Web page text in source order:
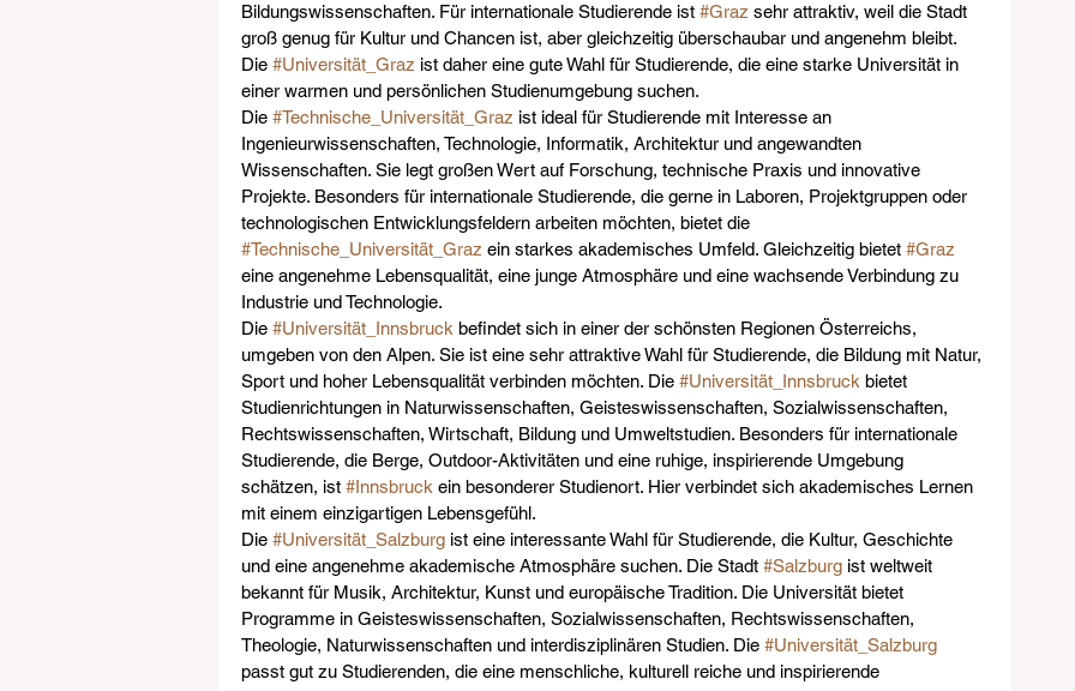
Bildungswissenschaften. Für internationale Studierende ist #Graz sehr attraktiv, weil die Stadt
groß genug für Kultur und Chancen ist, aber gleichzeitig überschaubar und angenehm bleibt.
Die #Universität_Graz ist daher eine gute Wahl für Studierende, die eine starke Universität in
einer warmen und persönlichen Studienumgebung suchen.
Die #Technische_Universität_Graz ist ideal für Studierende mit Interesse an
Ingenieurwissenschaften, Technologie, Informatik, Architektur und angewandten
Wissenschaften. Sie legt großen Wert auf Forschung, technische Praxis und innovative
Projekte. Besonders für internationale Studierende, die gerne in Laboren, Projektgruppen oder
technologischen Entwicklungsfeldern arbeiten möchten, bietet die
#Technische_Universität_Graz ein starkes akademisches Umfeld. Gleichzeitig bietet #Graz
eine angenehme Lebensqualität, eine junge Atmosphäre und eine wachsende Verbindung zu
Industrie und Technologie.
Die #Universität_Innsbruck befindet sich in einer der schönsten Regionen Österreichs,
umgeben von den Alpen. Sie ist eine sehr attraktive Wahl für Studierende, die Bildung mit Natur,
Sport und hoher Lebensqualität verbinden möchten. Die #Universität_Innsbruck bietet
Studienrichtungen in Naturwissenschaften, Geisteswissenschaften, Sozialwissenschaften,
Rechtswissenschaften, Wirtschaft, Bildung und Umweltstudien. Besonders für internationale
Studierende, die Berge, Outdoor-Aktivitäten und eine ruhige, inspirierende Umgebung
schätzen, ist #Innsbruck ein besonderer Studienort. Hier verbindet sich akademisches Lernen
mit einem einzigartigen Lebensgefühl.
Die #Universität_Salzburg ist eine interessante Wahl für Studierende, die Kultur, Geschichte
und eine angenehme akademische Atmosphäre suchen. Die Stadt #Salzburg ist weltweit
bekannt für Musik, Architektur, Kunst und europäische Tradition. Die Universität bietet
Programme in Geisteswissenschaften, Sozialwissenschaften, Rechtswissenschaften,
Theologie, Naturwissenschaften und interdisziplinären Studien. Die #Universität_Salzburg
passt gut zu Studierenden, die eine menschliche, kulturell reiche und inspirierende